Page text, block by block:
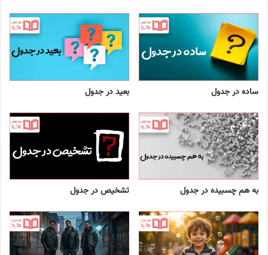
ساده در جدول بعید در جدول
به هم چسبیده در جدول تشخیص در جدول